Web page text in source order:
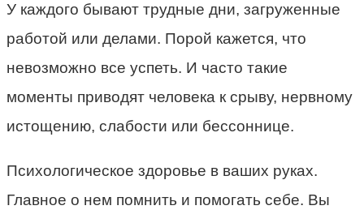
У каждого бывают трудные дни, загруженные
работой или делами. Порой кажется, что
невозможно все успеть. И часто такие
моменты приводят человека к срыву, нервному
истощению, слабости или бессоннице.
Психологическое здоровье в ваших руках.
Главное о нем помнить и помогать себе. Вы